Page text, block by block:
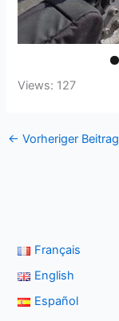
Views: 127
← Vorheriger Beitrag
Français
English
Español